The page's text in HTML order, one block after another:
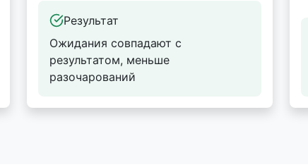
Результат
Ожидания совпадают с
результатом, меньше
разочарований